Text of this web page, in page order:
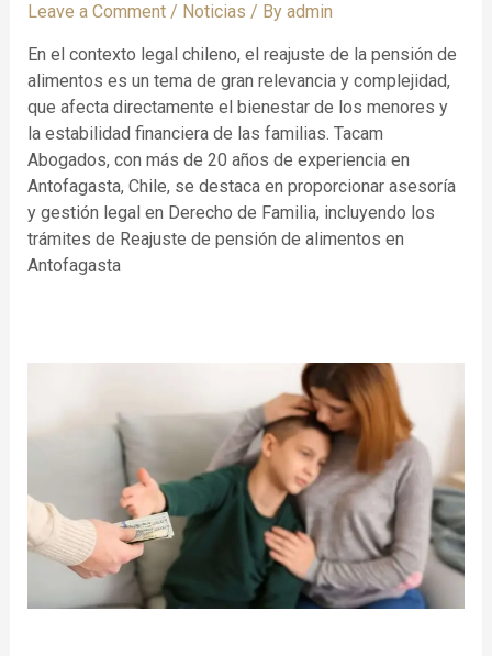
Leave a Comment / Noticias / By admin
En el contexto legal chileno, el reajuste de la pensión de
alimentos es un tema de gran relevancia y complejidad,
que afecta directamente el bienestar de los menores y
la estabilidad financiera de las familias. Tacam
Abogados, con más de 20 años de experiencia en
Antofagasta, Chile, se destaca en proporcionar asesoría
y gestión legal en Derecho de Familia, incluyendo los
trámites de Reajuste de pensión de alimentos en
Antofagasta